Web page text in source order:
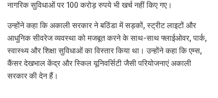
नागरिक सुविधाओं पर 100 करोड़ रुपये भी खर्च नहीं किए गए।
उन्होंने कहा कि अकाली सरकार ने बठिंडा में सड़कों, स्ट्रीट लाइटों और
आधुनिक सीवरेज व्यवस्था को मजबूत करने के साथ-साथ फ्लाईओवर, पार्क,
स्वास्थ्य और शिक्षा सुविधाओं का विस्तार किया था। उन्होंने कहा कि एम्स,
कैंसर देखभाल केंद्र और स्किल यूनिवर्सिटी जैसी परियोजनाएं अकाली
सरकार की देन हैं।